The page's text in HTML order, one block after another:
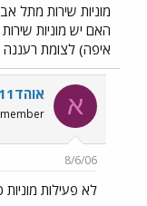
מוניות שירות מתל
האם יש מוניות
איפה) לצומת
א אוהד11
8/6/06
לא פעילות מוניות